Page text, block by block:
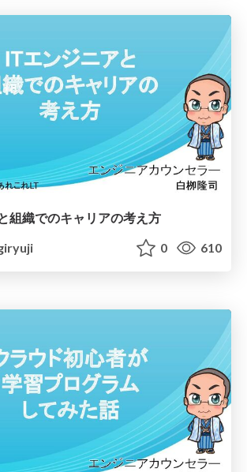
組織でのキャリアの考え方
0 610